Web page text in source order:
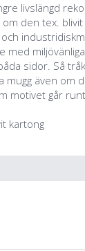
livslängd
om den tex.
med
sidor. Så
mugg även om
motivet går
kartong